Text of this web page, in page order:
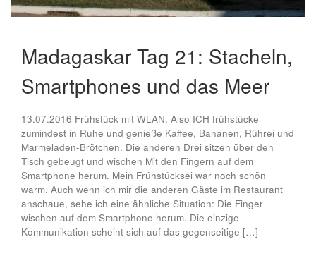
Madagaskar Tag 21: Stacheln,
Smartphones und das Meer
13.07.2016 Frühstück mit WLAN. Also ICH frühstücke
zumindest in Ruhe und genieße Kaffee, Bananen, Rührei und
Marmeladen-Brötchen. Die anderen Drei sitzen über den
Tisch gebeugt und wischen Mit den Fingern auf dem
Smartphone herum. Mein Frühstücksei war noch schön
warm. Auch wenn ich mir die anderen Gäste im Restaurant
anschaue, sehe ich eine ähnliche Situation: Die Finger
wischen auf dem Smartphone herum. Die einzige
Kommunikation scheint sich auf das gegenseitige […]